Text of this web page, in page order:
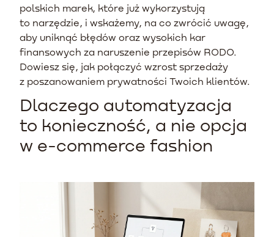
polskich marek, które już wykorzystują
to narzędzie, i wskażemy, na co zwrócić uwagę,
aby uniknąć błędów oraz wysokich kar
finansowych za naruszenie przepisów RODO.
Dowiesz się, jak połączyć wzrost sprzedaży
z poszanowaniem prywatności Twoich klientów.
Dlaczego automatyzacja
to konieczność, a nie opcja
w e-commerce fashion